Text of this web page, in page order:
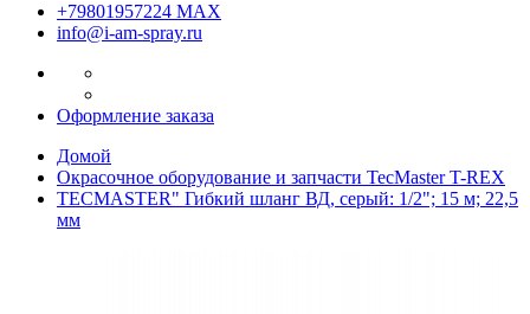
+79801957224 МАХ
info@i-am-spray.ru
Оформление заказа
Домой
Окрасочное оборудование и запчасти TecMaster T-REX
TECMASTER" Гибкий шланг ВД, серый: 1/2"; 15 м; 22,5
мм